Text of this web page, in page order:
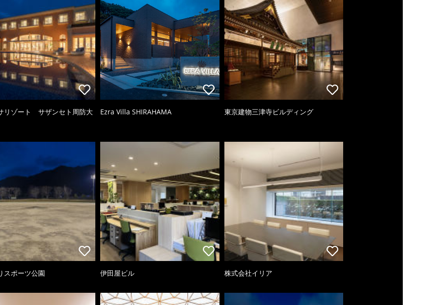
リゾート サザンセト周防大 Ezra Villa SHIRAHAMA 東京建物三津寺ビルディング
スポーツ公園 伊田屋ビル 株式会社イリア